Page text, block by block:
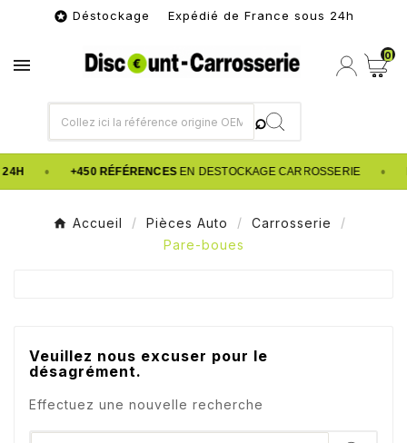
 Déstockage Expédié de France sous 24h
 0
• +450 RÉFÉRENCESEN DESTOCKAGE CARROSSERIE •
Accueil Pièces Auto
Carrosserie
Pare-boues
Veuillez nous excuser pour le
désagrément.
Effectuez une nouvelle recherche